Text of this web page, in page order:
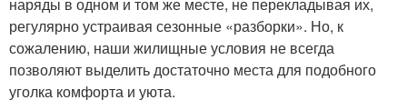
регулярно устраивая сезонные «разборки». Но, к
сожалению, наши жилищные условия не всегда
позволяют выделить достаточно места для подобного
уголка комфорта и уюта.